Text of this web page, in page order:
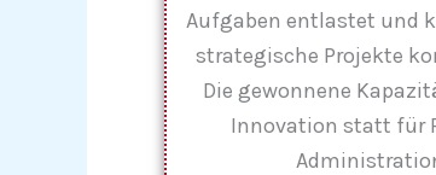
Aufgaben entlastet und
strategische Projekte
Die gewonnene
Innovation statt für